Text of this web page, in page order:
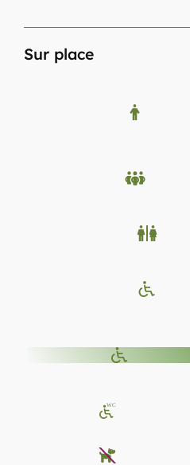
Sur place
WC